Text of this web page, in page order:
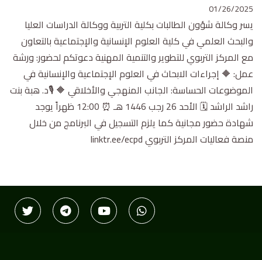
01/26/2025
يسر وكالة شؤون الطالبات بكلية التربية ووكالة الدراسات العليا
والبحث العلمي في كلية العلوم الإنسانية والإجتماعية بالتعاون
مع المركز التربوي للتطوير والتنمية المهنية دعوتكم لحضور: ورشة
عمل: 🔶 إجراءات الابحاث في العلوم الإجتماعية والإنسانية في
الموضوعات الحساسة: الجانب المنهجي والأخلاقي 🔶 🎙د. هبة بنت
راشد الراشد 🗓 الأحد 26 رجب 1446 هـ ⏰ 12:00 ظهراً يوجد
شهادة حضور مجانية كما يلزم التسجيل في البرنامج من خلال
منصة فعاليات المركز التربوي linktr.ee/ecpd